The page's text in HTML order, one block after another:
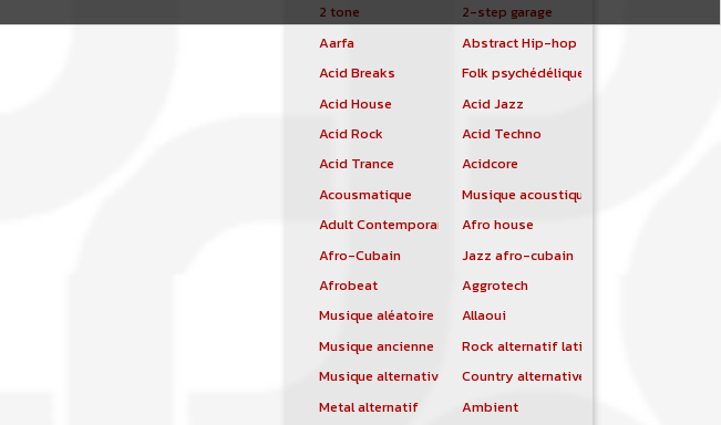
2 tone
2-step garage
Aarfa
Abstract Hip-hop
Acid Breaks
Folk psychédélique
Acid House
Acid Jazz
Acid Rock
Acid Techno
Acid Trance
Acidcore
Acousmatique
Musique acoustique
Adult Contemporary
Afro house
Afro-Cubain
Jazz afro-cubain
Afrobeat
Aggrotech
Musique aléatoire
Allaoui
Musique ancienne
Rock alternatif latino
Musique alternative
Country alternative
Metal alternatif
Ambient